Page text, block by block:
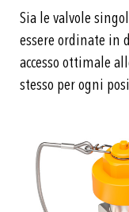
Sia le valvole
essere ordinate in
accesso ottimale
stesso per ogni